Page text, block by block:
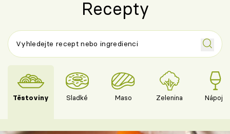
Recepty
Těstoviny Sladké Maso Zelenina Nápoje